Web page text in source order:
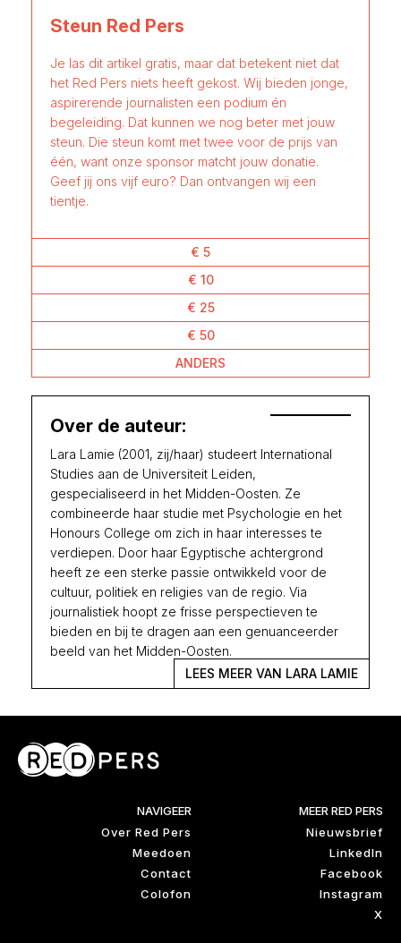
Steun Red Pers
Je las dit artikel gratis, maar dat betekent niet dat
het Red Pers niets heeft gekost. Wij bieden jonge,
aspirerende journalisten een podium én
begeleiding. Dat kunnen we nog beter met jouw
steun. Die steun komt met twee voor de prijs van
één, want onze sponsor matcht jouw donatie.
Geef jij ons vijf euro? Dan ontvangen wij een
tientje.
€ 5
€ 10
€ 25
€ 50
ANDERS
Over de auteur:
Lara Lamie (2001, zij/haar) studeert International
Studies aan de Universiteit Leiden,
gespecialiseerd in het Midden-Oosten. Ze
combineerde haar studie met Psychologie en het
Honours College om zich in haar interesses te
verdiepen. Door haar Egyptische achtergrond
heeft ze een sterke passie ontwikkeld voor de
cultuur, politiek en religies van de regio. Via
journalistiek hoopt ze frisse perspectieven te
bieden en bij te dragen aan een genuanceerder
beeld van het Midden-Oosten.
LEES MEER VAN LARA LAMIE
NAVIGEER
Over Red Pers
Meedoen
Contact
Colofon
MEER RED PERS
Nieuwsbrief
LinkedIn
Facebook
Instagram
X